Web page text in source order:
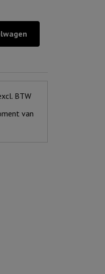
BTW
van